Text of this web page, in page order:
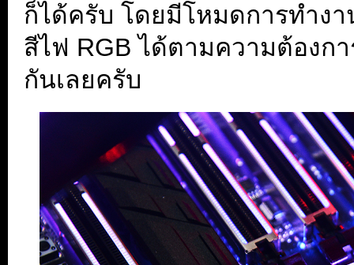
ก็ได้ครับ โดยมีโหมดการทำง
สีไฟ RGB ได้ตามความต้องก
กันเลยครับ